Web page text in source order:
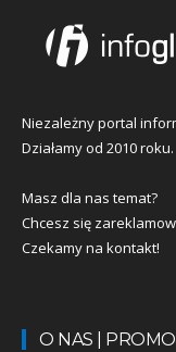
Niezależny portal
Działamy od 2010 roku.
Masz dla nas temat?
Chcesz się
Czekamy na kontakt!
O NAS |